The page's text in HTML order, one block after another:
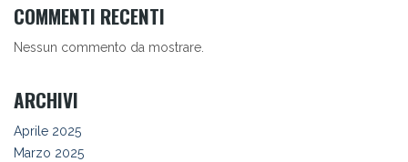
COMMENTI RECENTI
Nessun commento da mostrare.
ARCHIVI
Aprile 2025
Marzo 2025